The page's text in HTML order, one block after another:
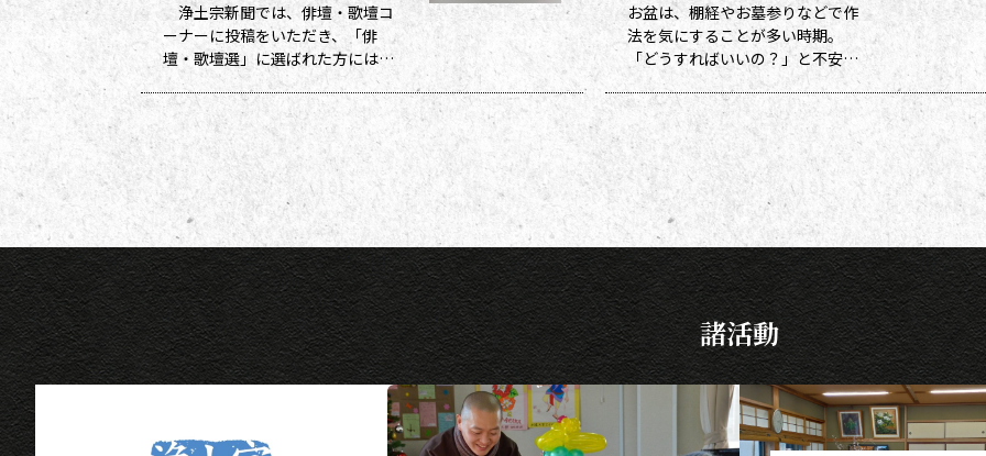
浄土宗新聞では、俳壇・歌壇コ
ーナーに投稿をいただき、「俳
壇・歌壇選」に選ばれた方には５
ポイント、他掲載になった方には
１ポイントを贈呈しています。ポ
イントは貯まった数に応じて、浄
土宗新聞オリジナルグッズなどの
景品と交換できます（交換・発送
は下記一覧表通知のタイミングに
なります）。 ポイント保有者の
方には、半年に一度、ポイント数
とともに記念品一覧表を送付いた
し
お盆は、棚経やお墓参りなどで作
法を気にすることが多い時期。
「どうすればいいの？」と不安に
なる方も多いのではないでしょう
か。作法ばかり気にしていては、
ご先祖さまやご本尊さまとしっか
りと向き合えません。今号から２
回にわたって紹介する浄土宗の作
法の基本をおさえ、大切な方と向
き合い、よりよい時間を過ごしま
しょう。 袈裟のつけ方 お参りや法
要の時に、ぜひ身に着けていた
諸活動